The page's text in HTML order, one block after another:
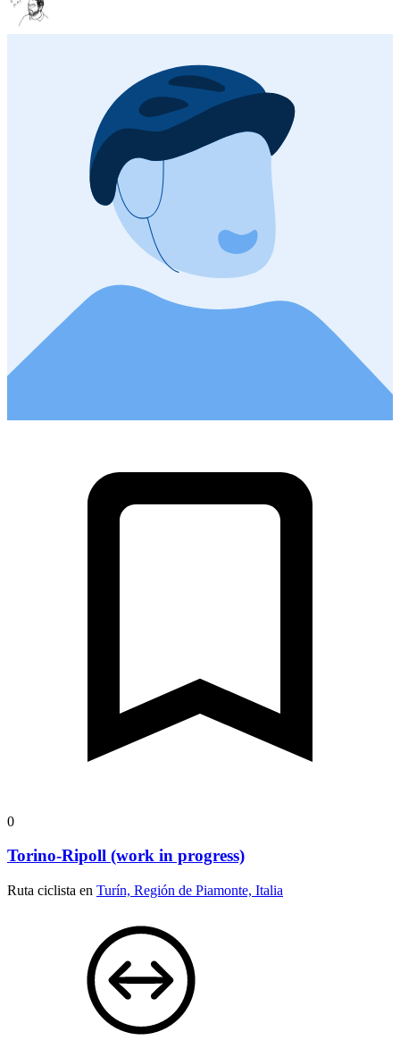
0
Torino-Ripoll (work in progress)
Ruta ciclista en Turín, Región de Piamonte, Italia